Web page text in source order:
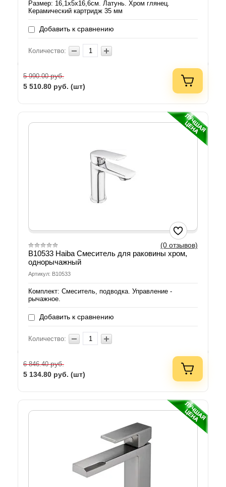
Размер: 16,1х5х16,6см. Латунь. Хром глянец.
Керамический картридж 35 мм
Добавить к сравнению
Количество:
5 990.00руб.
5 510.80 руб. (шт)
(0 отзывов)
B10533 Haiba Смеситель для раковины хром,
однорычажный
Артикул: B10533
Комплект: Смеситель, подводка. Управление -
рычажное.
Добавить к сравнению
Количество:
6 846.40руб.
5 134.80 руб. (шт)